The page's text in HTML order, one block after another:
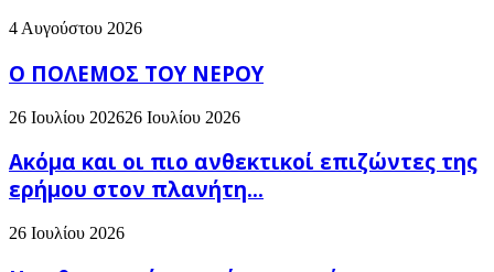
4 Αυγούστου 2026
Ο ΠΟΛΕΜΟΣ ΤΟΥ ΝΕΡΟΥ
26 Ιουλίου 202626 Ιουλίου 2026
Ακόμα και οι πιο ανθεκτικοί επιζώντες της
ερήμου στον πλανήτη...
26 Ιουλίου 2026